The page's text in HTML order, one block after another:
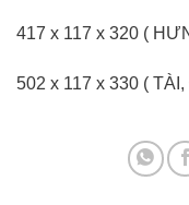
417 x 117 x 320 (
502 x 117 x 330 (